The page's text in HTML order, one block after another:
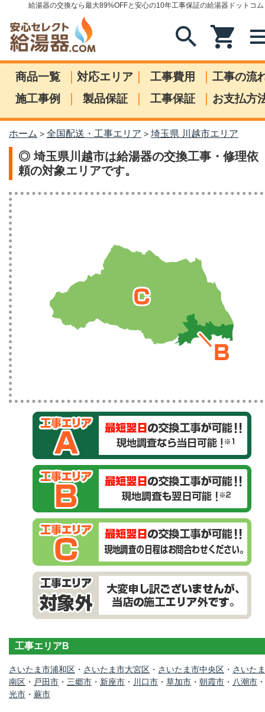
給湯器の交換なら最大89%OFFと安心の10年工事保証の給湯器ドットコム
search shopping_cart
商品一覧 | 対応エリア | 工事費用 | 工事の流
施工事例
| 製品保証 | 工事保証 | お支払方
ホーム > 全国配送・工事エリア > 埼玉県 川越市エリア
◎ 埼玉県川越市は給湯器の交換工事・修理依
頼の対象エリアです。
工事エリアB
さいたま市浦和区 ・ さいたま市大宮区 ・ さいたま市中央区 ・ さいた
南区 ・ 戸田市 ・ 三郷市 ・ 新座市 ・ 川口市 ・ 草加市 ・ 朝霞市 ・ 八潮市 ・
光市 ・ 蕨市